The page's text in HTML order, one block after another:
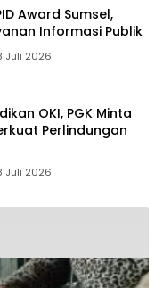
Award Sumsel,
Informasi Publik
Juli 2026
OKI, PGK Minta
Perlindungan
Juli 2026